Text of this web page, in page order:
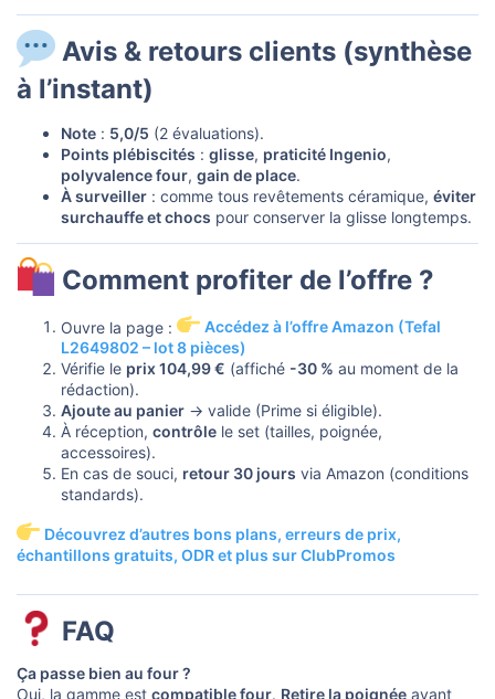
Avis & retours clients (synthèse
à l’instant)​
Note : 5,0/5 (2 évaluations).
Points plébiscités : glisse, praticité Ingenio,
polyvalence four, gain de place.
À surveiller : comme tous revêtements céramique, éviter
surchauffe et chocs pour conserver la glisse longtemps.
Comment profiter de l’offre ?​
Ouvre la page :
Accédez à l’offre Amazon (Tefal
L2649802 – lot 8 pièces)
Vérifie le prix 104,99 € (affiché -30 % au moment de la
rédaction).
Ajoute au panier → valide (Prime si éligible).
À réception, contrôle le set (tailles, poignée,
accessoires).
En cas de souci, retour 30 jours via Amazon (conditions
standards).
Découvrez d’autres bons plans, erreurs de prix,
échantillons gratuits, ODR et plus sur ClubPromos
FAQ​
Ça passe bien au four ?
Oui, la gamme est compatible four. Retire la poignée avant